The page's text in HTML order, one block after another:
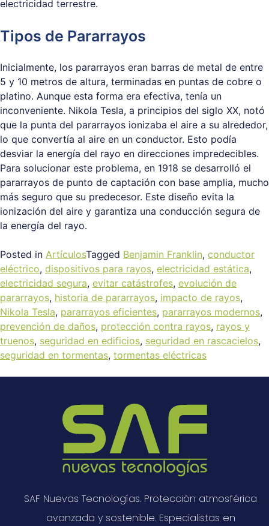
electricidad terrestre.
Tipos de Pararrayos
Inicialmente, los pararrayos eran barras de metal de entre
5 y 10 metros de altura, terminadas en puntas de cobre o
platino. Aunque esta forma era efectiva, tenía un
inconveniente. Nikola Tesla, a principios del siglo XX, notó
que la punta del pararrayos ionizaba el aire a su alrededor,
lo que convertía al aire en un conductor. Esto podía
desviar la energía del rayo en direcciones impredecibles.
Para solucionar este problema, en 1918 se desarrolló el
pararrayos de punto de captación con base amplia, mucho
más seguro que su predecesor. Este diseño evita la
ionización del aire y garantiza una conducción segura de
la energía del rayo.
Posted in ArtículosTagged Benjamin Franklin, conductor
eléctrico, dispositivos para rayos, electricidad estática,
electricidad segura, evitar catástrofes, evolución de
pararrayos, historia de pararrayos, impacto de rayos,
Nikola Tesla, pararrayos eficientes, pararrayos modernos,
prevención de daños, protección contra rayos, rayos y
truenos, seguridad en edificios, seguridad en rascacielos,
seguridad en tormentas, tormentas eléctricas
SAF Nuevas Tecnologías. Protección atmosférica
avanzada y sostenible. Especialistas en